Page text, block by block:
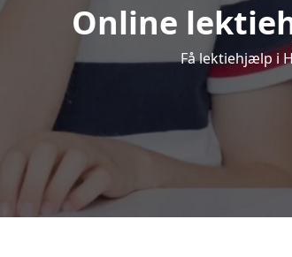
Online
Få lektiehjælp i